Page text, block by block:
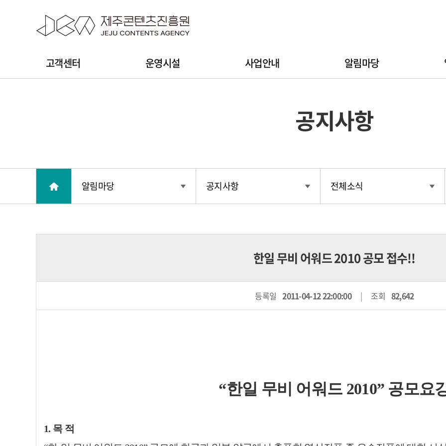
고객센터 운영시설 사업안내 알림마당
공지사항
알림마당 공지사항 전체소식
한일 무비 어워드 2010 공모 접수!!
등록일 2011-04-12 22:00:00 조회 82,642
“한일 무비 어워드 2010” 공모요
1. 목 적